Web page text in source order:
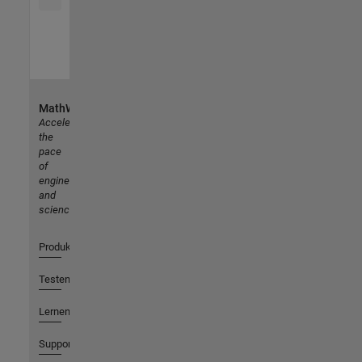
MathWorks
Accelerating
the
pace
of
engineering
and
science
Produkte
Testen oder Kaufen
Lernen
Support